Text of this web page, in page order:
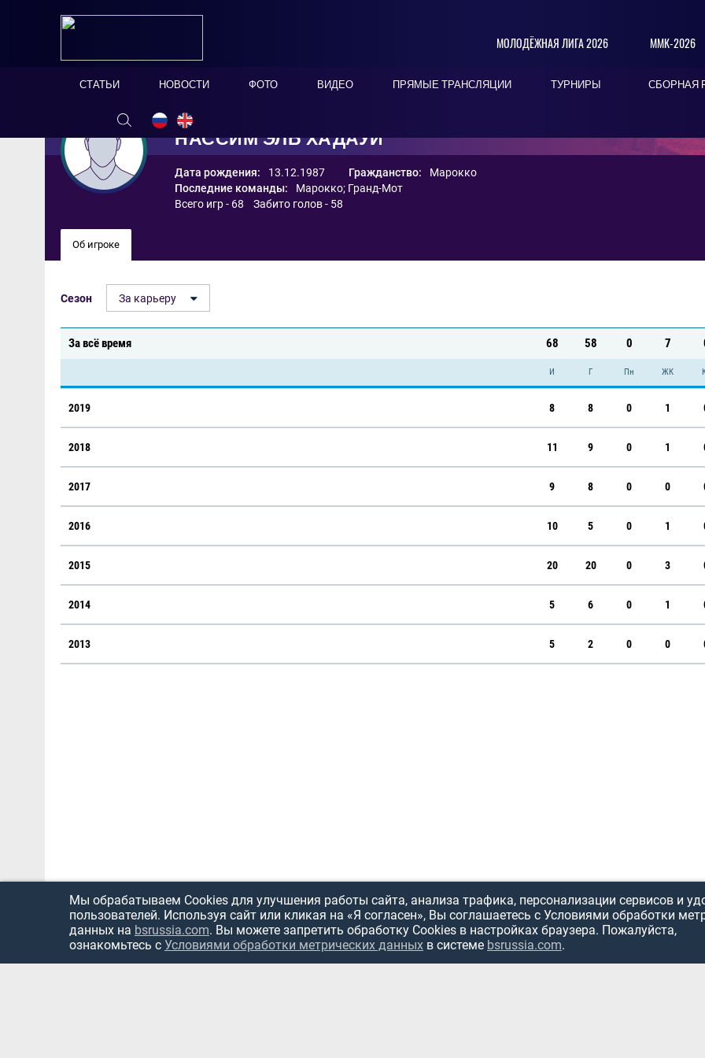
МОЛОДЁЖНАЯ ЛИГА 2026 ММК-2026
СТАТЬИ НОВОСТИ ФОТО ВИДЕО ПРЯМЫЕ ТРАНСЛЯЦИИ ТУРНИРЫ СБОРНАЯ
НАССИМ ЭЛЬ ХАДАУИ
Дата рождения: 13.12.1987 Гражданство:
Марокко
Последние команды:
Марокко; Гранд-Мот
Всего игр - 68 Забито голов - 58
Об игроке
Сезон За карьеру
За всё время 68 58 0 7
И Г Пн ЖК
2019 8 8 0 1
2018 11 9 0 1
2017 9 8 0 0
2016 10 5 0 1
2015 20 20 0 3
2014 5 6 0 1
2013 5 2 0 0
Мы обрабатываем Cookies для улучшения работы сайта, анализа трафика, персонализации сервисов и
пользователей. Используя сайт или кликая на «Я согласен», Вы соглашаетесь с Условиями обработки
данных на bsrussia.com. Вы можете запретить обработку Cookies в настройках браузера. Пожалуйста,
ознакомьтесь с Условиями обработки метрических данных в системе bsrussia.com.